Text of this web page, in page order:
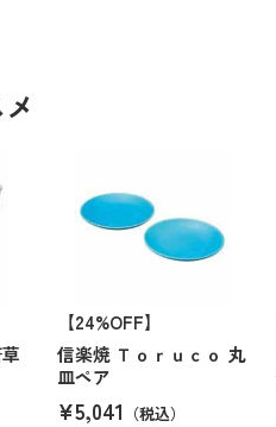
【24%OFF】
信楽焼 Ｔｏｒｕｃｏ 丸
皿ペア
¥5,041 （税込）